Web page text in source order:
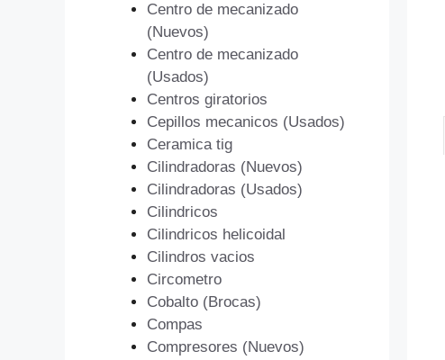
Centro de mecanizado
(Nuevos)
Centro de mecanizado
(Usados)
Centros giratorios
Cepillos mecanicos (Usados)
Ceramica tig
Cilindradoras (Nuevos)
Cilindradoras (Usados)
Cilindricos
Cilindricos helicoidal
Cilindros vacios
Circometro
Cobalto (Brocas)
Compas
Compresores (Nuevos)